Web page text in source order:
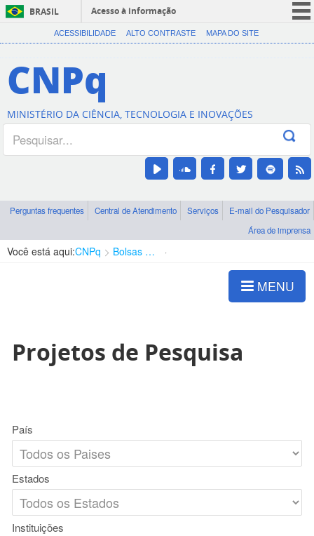
BRASIL
Acesso à informação
CORONAVÍRUS (COVID-19)
Canais
ACESSIBILIDADE ALTO CONTRASTE MAPA DO SITE
CNPq
MINISTÉRIO DA CIÊNCIA, TECNOLOGIA E INOVAÇÕES
Perguntas frequentes Central de Atendimento Serviços
E-mail do Pesquisador
Área de imprensa
Você está aqui:CNPq Bolsas e Auxílios Vigentes
MENU
Projetos de Pesquisa
País
Estados
Instituições